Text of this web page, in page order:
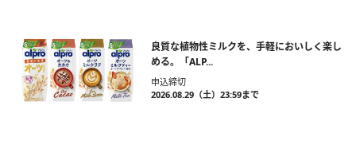
良質な植物性ミルクを、手軽においしく楽し
める。「ALP...
申込締切
2026.08.29（土）23:59まで